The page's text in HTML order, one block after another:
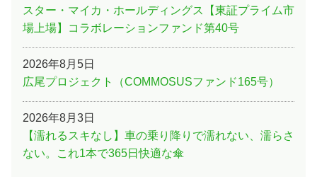
スター・マイカ・ホールディングス【東証プライム市
場上場】コラボレーションファンド第40号
2026年8月5日
広尾プロジェクト（COMMOSUSファンド165号）
2026年8月3日
【濡れるスキなし】車の乗り降りで濡れない、濡らさ
ない。これ1本で365日快適な傘